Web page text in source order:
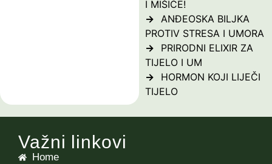
I MIŠIĆE!
ANĐEOSKA BILJKA
PROTIV STRESA I UMORA
PRIRODNI ELIXIR ZA
TIJELO I UM
HORMON KOJI LIJEČI
TIJELO
Važni linkovi
Home